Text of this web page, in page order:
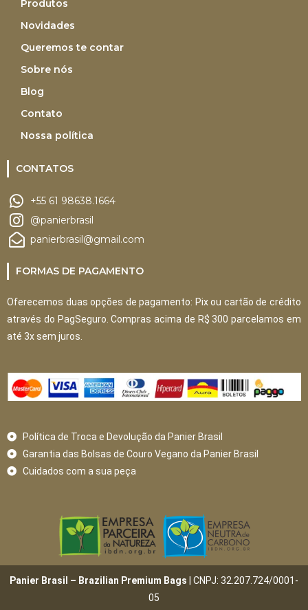
Produtos
Novidades
Queremos te contar
Sobre nós
Blog
Contato
Nossa política
CONTATOS
+55 61 98638.1664
@panierbrasil
panierbrasil@gmail.com
FORMAS DE PAGAMENTO
Oferecemos duas opções de pagamento: Pix ou cartão de crédito
através do PagSeguro. Compras acima de R$ 300 parcelamos em
até 3x sem juros.
Política de Troca e Devolução da Panier Brasil
Garantia das Bolsas de Couro Vegano da Panier Brasil
Cuidados com a sua peça
Panier Brasil – Brazilian Premium Bags | CNPJ: 32.207.724/0001-
05